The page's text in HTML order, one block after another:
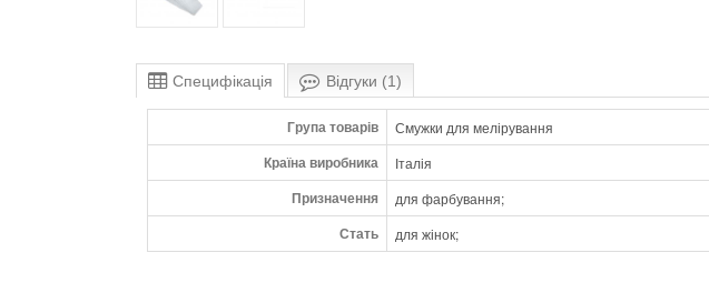
Специфікація Відгуки (1)
Група товарів Смужки для мелірування
Країна виробника Італія
Призначення для фарбування;
Стать для жінок;